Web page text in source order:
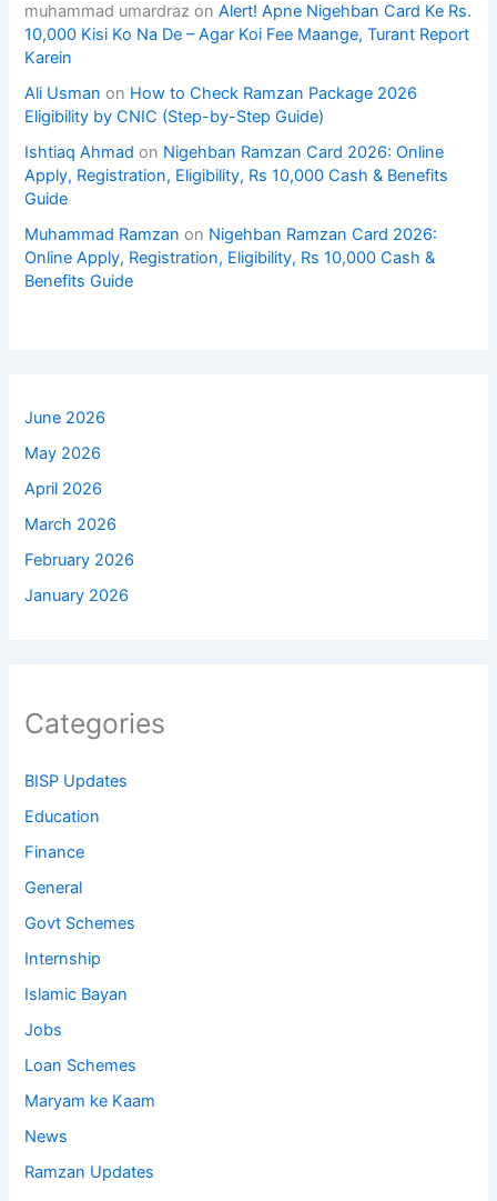
muhammad umardraz onAlert! Apne Nigehban Card Ke Rs.
10,000 Kisi Ko Na De – Agar Koi Fee Maange, Turant Report
Karein
Ali Usman on How to Check Ramzan Package 2026
Eligibility by CNIC (Step-by-Step Guide)
Ishtiaq Ahmad on Nigehban Ramzan Card 2026: Online
Apply, Registration, Eligibility, Rs 10,000 Cash & Benefits
Guide
Muhammad Ramzan on Nigehban Ramzan Card 2026:
Online Apply, Registration, Eligibility, Rs 10,000 Cash &
Benefits Guide
June 2026
May 2026
April 2026
March 2026
February 2026
January 2026
Categories
BISP Updates
Education
Finance
General
Govt Schemes
Internship
Islamic Bayan
Jobs
Loan Schemes
Maryam ke Kaam
News
Ramzan Updates